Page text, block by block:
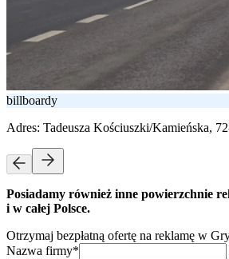
billboardy
Adres: Tadeusza Kościuszki/Kamieńska,
Posiadamy również inne powierzchnie
i w całej Polsce.
Otrzymaj bezpłatną ofertę na reklamę w
Nazwa firmy*